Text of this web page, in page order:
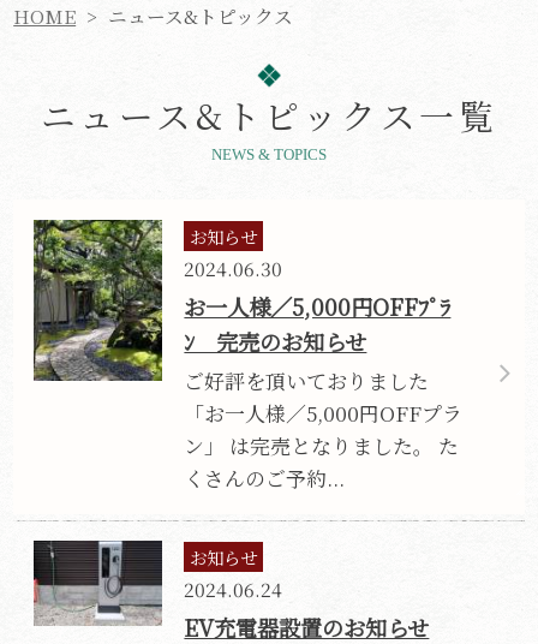
HOME > ニュース&トピックス
ニュース&トピックス一覧
NEWS & TOPICS
お知らせ
2024.06.30
お一人様／5,000円OFFﾌﾟﾗ
ﾝ 完売のお知らせ
ご好評を頂いておりました
「お一人様／5,000円OFFプラ
ン」 は完売となりました。 た
くさんのご予約...
お知らせ
2024.06.24
EV充電器設置のお知らせ